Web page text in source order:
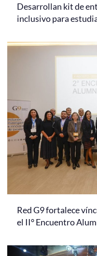
Desarrollan kit de
inclusivo para
Red G9 fortalece
el II° Encuentro